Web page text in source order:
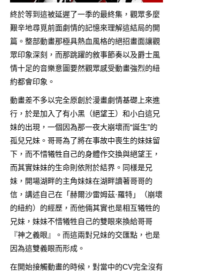
終於等到這被延遲了一季的最終集，觀眾多麼
艱辛地尋覓前面劇情的記憶來理解這結局的開
篇。整部動畫那極具熱血風格的絕招畫面讓觀
眾印象深刻，而那跳躍的敘事節奏以及爵士風
情十足的音樂意圖要然觀眾感受動畫強烈的紐
約都會印象。
動畫差不多以完全原創於漫畫劇情基礎上來進
行，於是加入了有小黑（絕望王）和小白這兄
妹的出現，一個因為那一夜大崩壞而“誕生”的
孤兒兄妹。哥哥為了將在事故中喪生的妹妹留
下，而不惜犧牲自己的身體作交換與絕望王，
而其實妹妹的生命則依附於結界。同樣是兄
妹，開場湖畔的主角妹妹在湖畔讀著哥哥的
信，講述自己在「赫爾沙雷姆茲·羅特」（崩壞
的紐約）的經歷，而他倆其實也是相互犧牲的
兄妹，妹妹不惜犧牲自己的雙眼來換給哥哥
『神之義眼』。而這兩對兄妹的交匯點，也是
因為這雙義眼而形成。
在開始接觸動畫的時候，對當中的CV完全沒有